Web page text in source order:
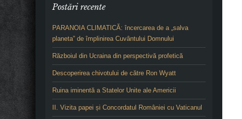
Postări recente
PARANOIA CLIMATICĂ: încercarea de a „salva
planeta” de împlinirea Cuvântului Domnului
Războiul din Ucraina din perspectivă profetică
Descoperirea chivotului de către Ron Wyatt
Ruina iminentă a Statelor Unite ale Americii
II. Vizita papei și Concordatul României cu Vaticanul